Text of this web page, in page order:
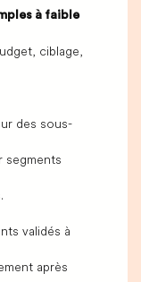
à faible
ciblage,
des sous-
segments
validés à
après